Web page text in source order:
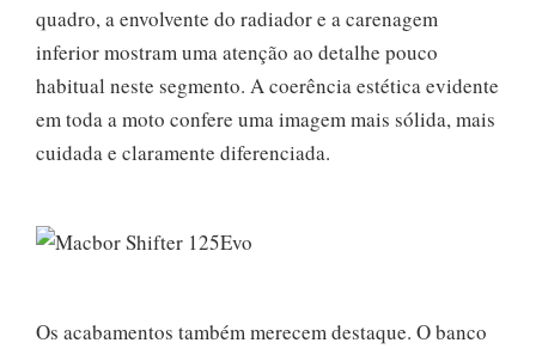
quadro, a envolvente do radiador e a carenagem
inferior mostram uma atenção ao detalhe pouco
habitual neste segmento. A coerência estética evidente
em toda a moto confere uma imagem mais sólida, mais
cuidada e claramente diferenciada.
Os acabamentos também merecem destaque. O banco